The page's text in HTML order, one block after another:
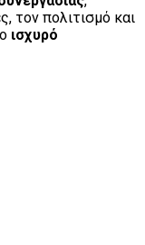
τον πολιτισμό και
ισχυρό